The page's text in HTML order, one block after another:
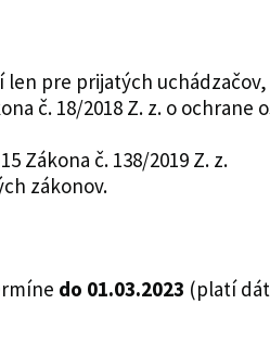
pre prijatých uchádzačov,
č. 18/2018 Z. z. o ochrane
Zákona č. 138/2019 Z. z.
zákonov.
do 01.03.2023 (platí